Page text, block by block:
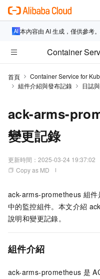
本內容由 AI 生成，僅供參考
Container
首頁 Container Service for
組件介紹與發布記錄
日誌
ack-arms-
變更記錄
更新時間： 2025-03-24 19:37:02
Copy as MD
ack-arms-prometheus 組件
中的監控組件。本文介紹
說明和變更記錄。
組件介紹
ack-arms-prometheus 是